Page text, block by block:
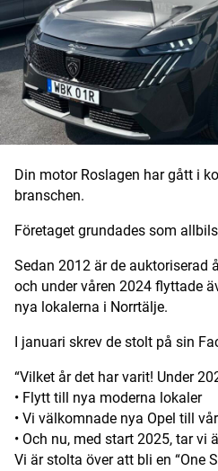
Din motor Roslagen har gått i
branschen.
Företaget grundades som
Sedan 2012 är de auktoriserad
och under våren 2024 flyttade
nya lokalerna i Norrtälje.
I januari skrev de stolt på sin
“Vilket år det har varit! Under
• Flytt till nya moderna lokaler
• Vi välkomnade nya Opel till
• Och nu, med start 2025, tar vi
Vi är stolta över att bli en “One